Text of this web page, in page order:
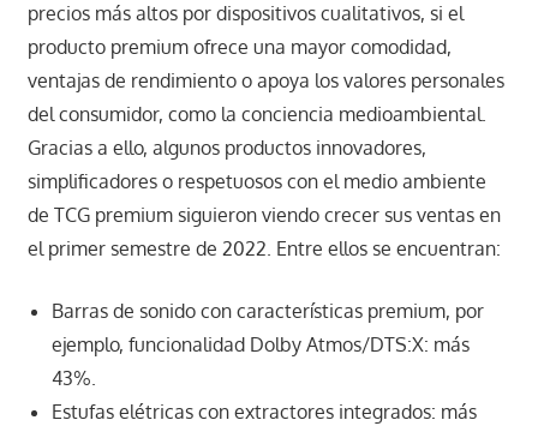
precios más altos por dispositivos cualitativos, si el
producto premium ofrece una mayor comodidad,
ventajas de rendimiento o apoya los valores personales
del consumidor, como la conciencia medioambiental.
Gracias a ello, algunos productos innovadores,
simplificadores o respetuosos con el medio ambiente
de TCG premium siguieron viendo crecer sus ventas en
el primer semestre de 2022. Entre ellos se encuentran:
Barras de sonido con características premium, por
ejemplo, funcionalidad Dolby Atmos/DTS:X: más
43%.
Estufas elétricas con extractores integrados: más